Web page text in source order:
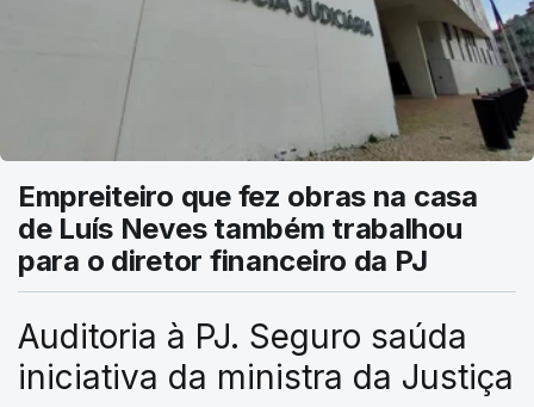
Empreiteiro que fez obras na casa
de Luís Neves também trabalhou
para o diretor financeiro da PJ
Auditoria à PJ. Seguro saúda
iniciativa da ministra da Justiça